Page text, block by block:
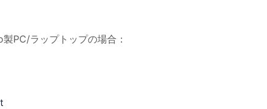
PC/ラップトップの場合：